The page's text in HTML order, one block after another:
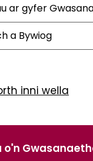
ar gyfer
a Bywiog
inni wella
o'n